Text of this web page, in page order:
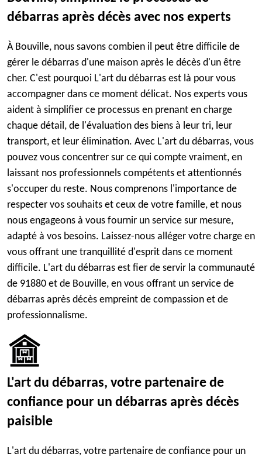
débarras après décès avec nos experts
À Bouville, nous savons combien il peut être difficile de
gérer le débarras d'une maison après le décès d'un être
cher. C'est pourquoi L'art du débarras est là pour vous
accompagner dans ce moment délicat. Nos experts vous
aident à simplifier ce processus en prenant en charge
chaque détail, de l'évaluation des biens à leur tri, leur
transport, et leur élimination. Avec L'art du débarras, vous
pouvez vous concentrer sur ce qui compte vraiment, en
laissant nos professionnels compétents et attentionnés
s'occuper du reste. Nous comprenons l'importance de
respecter vos souhaits et ceux de votre famille, et nous
nous engageons à vous fournir un service sur mesure,
adapté à vos besoins. Laissez-nous alléger votre charge en
vous offrant une tranquillité d'esprit dans ce moment
difficile. L'art du débarras est fier de servir la communauté
de 91880 et de Bouville, en vous offrant un service de
débarras après décès empreint de compassion et de
professionnalisme.
L'art du débarras, votre partenaire de
confiance pour un débarras après décès
paisible
L'art du débarras, votre partenaire de confiance pour un